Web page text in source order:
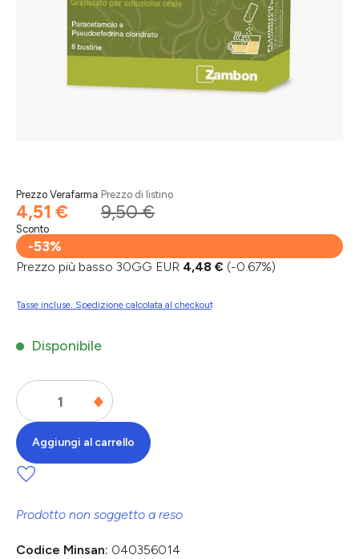
Prezzo Verafarma
4,51 €
Prezzo di listino
9,50 €
Sconto
-53%
Prezzo più basso 30GG EUR 4,48 € (-0.67%)
Tasse incluse. Spedizione calcolata al checkout
Disponibile
Aggiungi al carrello
Prodotto non soggetto a reso
Codice Minsan: 040356014